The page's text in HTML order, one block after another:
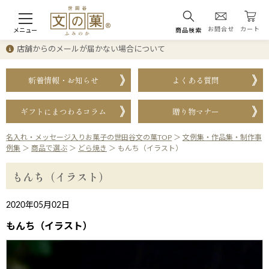
メニュー 商品検索 お問合せ カート
店舗からのメールが届かない場合について
新着情報・お知らせ よくある質問
ギフトにまつわるコラム 贈り物マナー
名入れ・メッセージ入りお菓子の世田谷文の菓TOP ＞ 文例集・作品集・制作事
例集 ＞ 商品で選ぶ ＞ どら焼き ＞ もんち（イラスト）
もんち（イラスト）
2020年05月02日
もんち（イラスト）